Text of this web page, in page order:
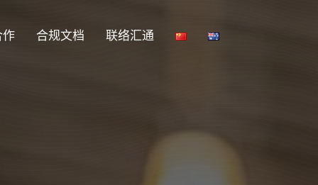
作 合规文档 联络汇通